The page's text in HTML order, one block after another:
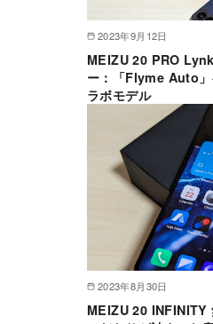
2023年9月12日
MEIZU 20 PRO
ー：「Flyme Auto
ラボモデル
2023年8月30日
MEIZU 20 INFINITY